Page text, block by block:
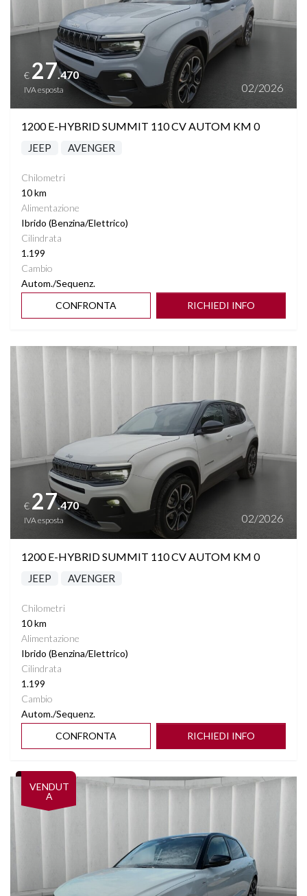
€ 27.470
IVA esposta 02/2026
1200 E-HYBRID SUMMIT 110 CV AUTOM KM 0
JEEP AVENGER
Chilometri
10 km
Alimentazione
Ibrido (Benzina/Elettrico)
Cilindrata
1.199
Cambio
Autom./Sequenz.
CONFRONTA
RICHIEDI INFO
€ 27.470
IVA esposta 02/2026
1200 E-HYBRID SUMMIT 110 CV AUTOM KM 0
JEEP AVENGER
Chilometri
10 km
Alimentazione
Ibrido (Benzina/Elettrico)
Cilindrata
1.199
Cambio
Autom./Sequenz.
CONFRONTA
RICHIEDI INFO
VENDUT
A
Vedi dettagli